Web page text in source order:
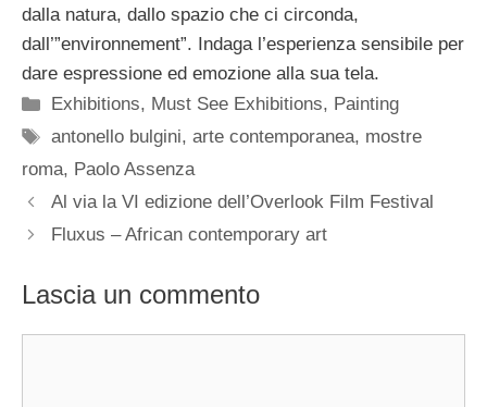
dalla natura, dallo spazio che ci circonda,
dall’”environnement”. Indaga l’esperienza sensibile per
dare espressione ed emozione alla sua tela.
Categorie
Exhibitions, Must See Exhibitions, Painting
Tag
antonello bulgini,arte contemporanea, mostre
roma, Paolo Assenza
Al via la VI edizione dell’Overlook Film Festival
Fluxus – African contemporary art
Lascia un commento